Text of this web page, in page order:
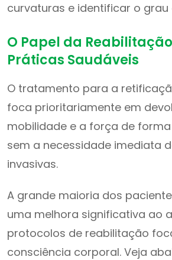
curvaturas e identificar o
O Papel da
Práticas Saudáveis
O tratamento para a
foca prioritariamente em
mobilidade e a força de
sem a necessidade imediata
invasivas.
A grande maioria dos
uma melhora significativa ao
protocolos de reabilitação
consciência corporal. Veja